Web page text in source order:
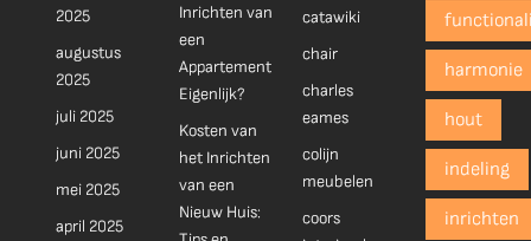
2025
augustus
2025
juli 2025
juni 2025
mei 2025
april 2025
Inrichten van
een
Appartement
Eigenlijk?
Kosten van
het Inrichten
van een
Nieuw Huis:
catawiki
chair
charles
eames
colijn
meubelen
coors
harmonie
hout
indeling
inrichten